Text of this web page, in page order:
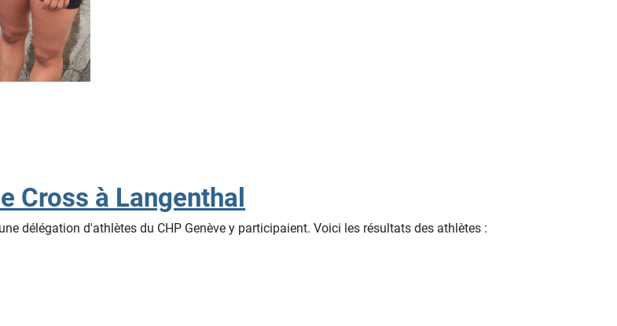
Cross à Langenthal
délégation d'athlètes du CHP Genève y participaient. Voici les résultats des athlètes :